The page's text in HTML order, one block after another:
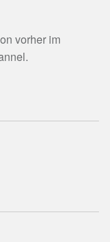
vorher im